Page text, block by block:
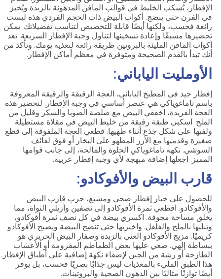
الإفطار، يُسكب الخليط في قوالب المافن المدهونة بالزبدة ويُخبز
في الفرن حتى ينضج. أكواب البيض ذات الحجم الفردي هذه ليست
رائعة فحسب، ولكنها أيضًا قابلة للتخصيص لتناسب تفضيلاتك. يمكن
تحضيرها مسبقًا وإعادة تسخينها لتناول وجبة الإفطار السريعة. تعد
أكواب المافن المليئة بالبروتين طريقة رائعة لتغذية يومك. وتأكد من
أنك تبدأ بالقدم الصحيحة ومتوفرة في معظم أماكن الإفطار.
الأومليت الياباني:
إفطار جيد في المطبخ الياباني، العجة الرقيقة والرقيقة المعروفة
باسم تاماغوياكي هي عنصر أساسي في وجبة الإفطار. لتحضير هذه
العجة الفريدة، اخفقي البيض مع صلصة الصويا والسكر وقليل من
الملح. اسكبي طبقة رقيقة من خليط البيض في مقلاة مستطيلة
ولفيها على شكل جذع أثناء طهيها. قطعي العجة الملفوفة إلى قطع
صغيرة وقدميها مع الأرز المطهو على البخار أو فوق لفائف
السوشي. نكهة تاماغوياكي الحلوة والمالحة، إلى جانب قوامها
المميز. اجعلها إضافة مبهجة لأي وجبة إفطار عربية.
قارب البيض والأفوكادو:
للحصول على خيار إفطار صحي ومشبع، جرب قارب البيض
والأفوكادو. اقطعي ثمرة الأفوكادو إلى نصفين وأزيلي النواة، مما
يخلق مساحة مجوفة. اكسري بيضة في كل نصف ثمرة أفوكادو،
وتبليها بالملح والفلفل. واخبزيها حتى تنضج البيضة ويصبح الأفوكادو
كريميًا. مزيج الأفوكادو الغني بالزبدة وصفار البيض الحريري هو
ببساطة إلهي. ضعي عليها بعض الطماطم المفرومة أو الأعشاب
الطازجة أو رشة من الجبن لإضفاء نكهة إضافية على أطباق الإفطار.
هذا الطبق المليء بالمغذيات ليس جذابًا بصريًا فحسب، بل يوفر
أيضًا توازنًا مثاليًا بين الدهون الصحية والبروتينات.